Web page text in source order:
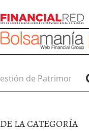
LA CATEGORÍA